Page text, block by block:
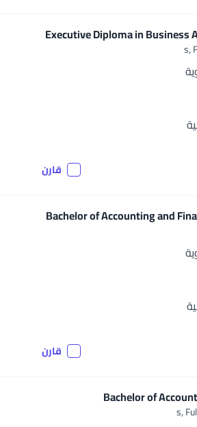
Executive Diploma in Business
قارن
Bachelor of Accounting and
قارن
Bachelor of